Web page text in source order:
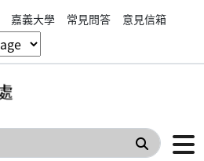
嘉義大學 常見問答
意見信箱
搜尋